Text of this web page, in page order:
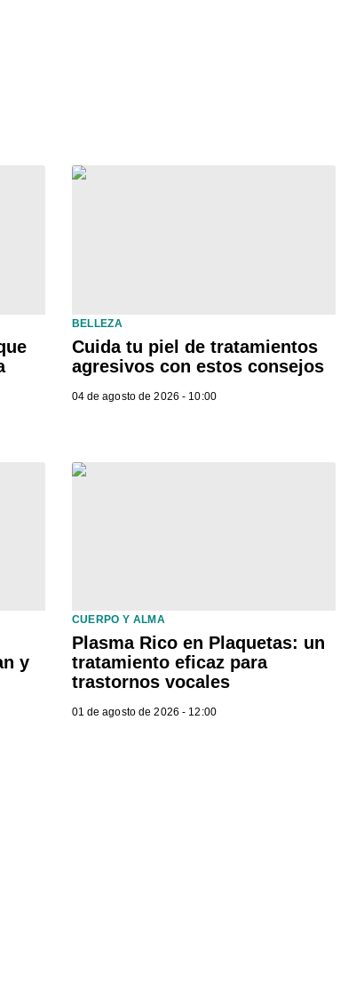
BELLEZA
Cuida tu piel de tratamientos
agresivos con estos consejos
04 de agosto de 2026 - 10:00
y
CUERPO Y ALMA
Plasma Rico en Plaquetas: un
tratamiento eficaz para
trastornos vocales
01 de agosto de 2026 - 12:00